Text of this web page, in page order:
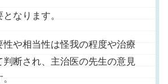
なります。
性や相当性は怪我の程度や治療
判断され、主治医の先生の意見